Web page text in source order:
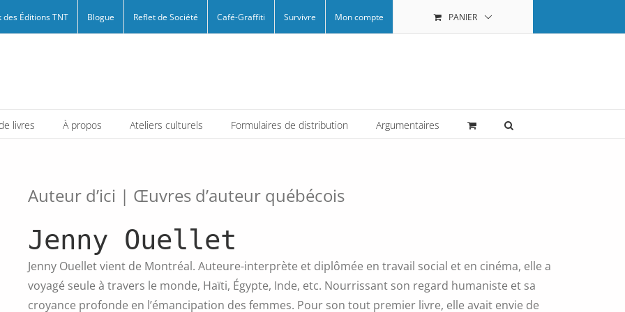
des Éditions TNT Blogue Reflet de Société Café-Graffiti Survivre Mon compte PANIER
livres À propos Ateliers culturels Formulaires de distribution Argumentaires
Auteur d’ici | Œuvres d’auteur québécois
Jenny Ouellet
Jenny Ouellet vient de Montréal. Auteure-interprète et diplômée en travail social et en cinéma, elle a
voyagé seule à travers le monde, Haïti, Égypte, Inde, etc. Nourrissant son regard humaniste et sa
croyance profonde en l’émancipation des femmes. Pour son tout premier livre, elle avait envie de